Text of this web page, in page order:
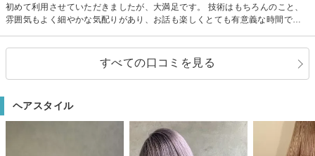
初めて利用させていただきましたが、大満足です。 技術はもちろんのこと、
雰囲気もよく細やかな気配りがあり、お話も楽しくとても有意義な時間でし
すべての口コミを見る
ヘアスタイル